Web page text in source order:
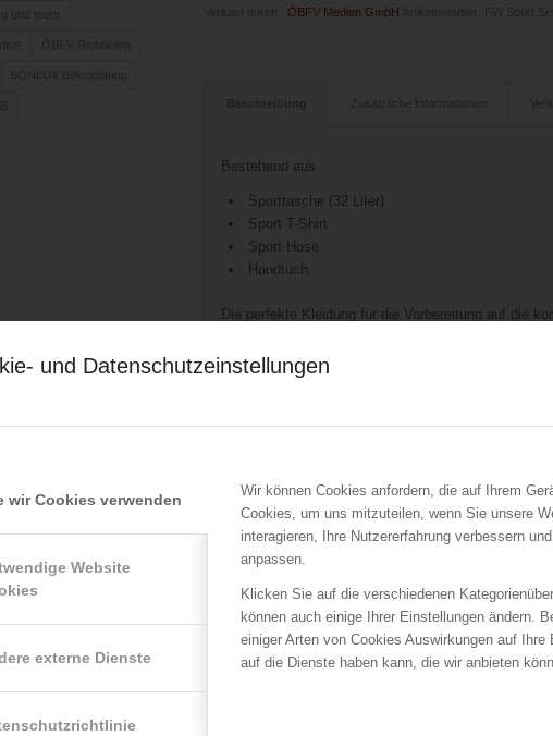
und Datenschutzeinstellungen
wir Cookies verwenden
Website
externe Dienste
Wir können Cookies anfordern, die auf Ihrem
Cookies, um uns mitzuteilen, wenn Sie unsere
interagieren, Ihre Nutzererfahrung verbessern
anpassen.
Klicken Sie auf die verschiedenen
können auch einige Ihrer Einstellungen ändern.
einiger Arten von Cookies Auswirkungen auf
auf die Dienste haben kann, die wir anbieten
ÖBFV Medien GmbH
Bestehend aus
Sporttasche (32 Liter)
Sport T-Shirt
Sport Hose
Handtuch
Die perfekte Kleidung für die Vorbereitung auf die
Auf dem Handtuch befindet sich eine bedruckte
KS-03 befinden. Auf die Hose wurde das
Waschbar bis 40° C, KEIN Trockner!
Verkauf durch ÖBFV Medien GmbH
Konfektionierung & Versand durch Austria Shirt
Das Produkt wird durch unseren Lieferanten direkt
Daten an den Lieferanten weitergegeben.